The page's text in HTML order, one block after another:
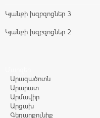
Կյանքի խզբզոցներ 3
Կյանքի խզբզոցներ 2
Արագածոտն
Արարատ
Արմավիր
Արցախ
Գեղարքունիք